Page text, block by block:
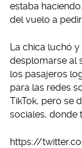
estaba
del vuelo a
La chica luchó
desplomarse al
los pasajeros
para las redes
TikTok, pero se
sociales, donde
https://